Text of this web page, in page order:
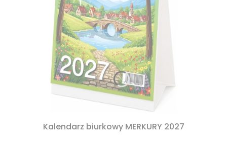
Kalendarz biurkowy MERKURY 2027